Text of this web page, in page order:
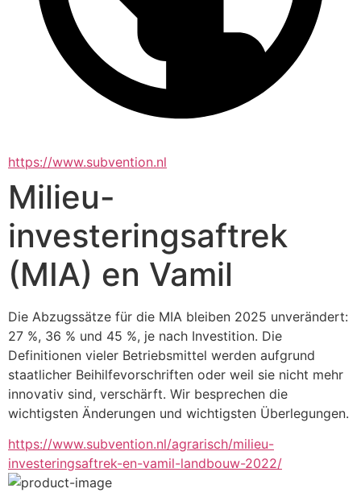
https://www.subvention.nl
Milieu-
investeringsaftrek
(MIA) en Vamil
Die Abzugssätze für die MIA bleiben 2025 unverändert:
27 %, 36 % und 45 %, je nach Investition. Die
Definitionen vieler Betriebsmittel werden aufgrund
staatlicher Beihilfevorschriften oder weil sie nicht mehr
innovativ sind, verschärft. Wir besprechen die
wichtigsten Änderungen und wichtigsten Überlegungen.
https://www.subvention.nl/agrarisch/milieu-
investeringsaftrek-en-vamil-landbouw-2022/